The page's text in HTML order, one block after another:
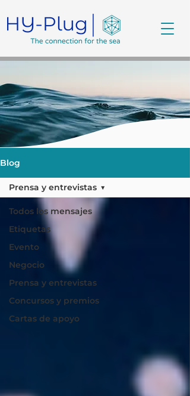
Blog
Todos los mensajes
Etiquetas
Evento
Negocio
Prensa y entrevistas
Concursos y premios
Cartas de apoyo
Prensa y entrevistas